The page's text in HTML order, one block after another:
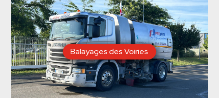
Balayages des Voiries